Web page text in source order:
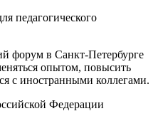
педагогического
форум в Санкт-Петербурге
опытом, повысить
с иностранными коллегами.
Федерации